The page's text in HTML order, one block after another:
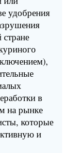
удобрения
в
на рынке
которые
и